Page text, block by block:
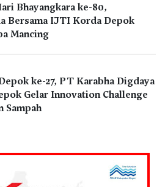
Bhayangkara ke-80,
Bersama IJTI Korda Depok
Mancing
ke-27, PT Karabha Digdaya
Gelar Innovation Challenge
Sampah